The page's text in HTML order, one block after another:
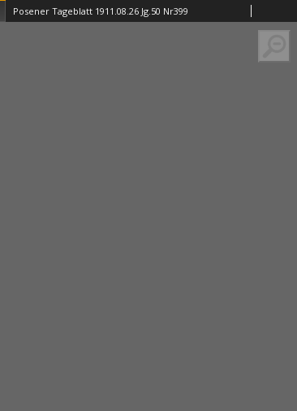
Posener Tageblatt 1911.08.26 Jg.50 Nr399